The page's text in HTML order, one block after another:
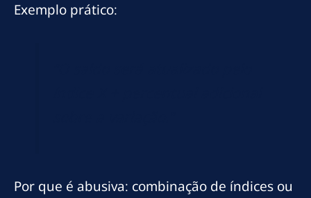
Exemplo prático:
Por que é abusiva: combinação de índices ou